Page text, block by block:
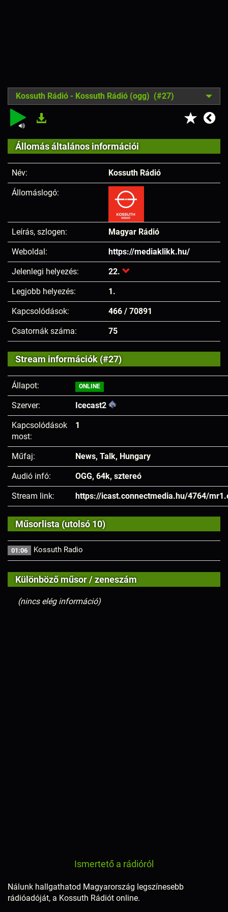
Kossuth Rádió - Kossuth Rádió (ogg) (#27)
Állomás általános információi
Név: Kossuth Rádió
Állomáslogó:
Leírás, szlogen: Magyar Rádió
Weboldal: https://mediaklikk.hu/
Jelenlegi helyezés: 22.
Legjobb helyezés: 1.
Kapcsolódások: 466 / 70891
Csatornák száma: 75
Stream információk (#27)
Állapot: ONLINE
Szerver: Icecast2
Kapcsolódások
most:
1
Műfaj: News, Talk, Hungary
Audió infó: OGG, 64k, sztereó
Stream link: https://icast.connectmedia.hu/4764/
Műsorlista (utolsó 10)
01:06 Kossuth Radio
Különböző műsor / zeneszám
(nincs elég információ)
Ismertető a rádióról
Nálunk hallgathatod Magyarország legszínesebb
rádióadóját, a Kossuth Rádiót online.